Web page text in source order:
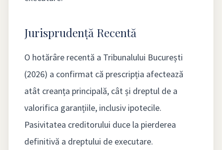
Jurisprudență Recentă
O hotărâre recentă a Tribunalului București
(2026) a confirmat că prescripția afectează
atât creanța principală, cât și dreptul de a
valorifica garanțiile, inclusiv ipotecile.
Pasivitatea creditorului duce la pierderea
definitivă a dreptului de executare.